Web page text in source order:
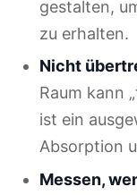
gestalten,
zu erhalten.
Nicht
Raum kann
ist ein
Absorption
Messen,